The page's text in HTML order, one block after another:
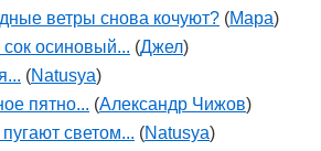
ветры снова кочуют? (Мара)
осиновый... (Джел)
(Natusya)
пятно... (Александр Чижов)
светом... (Natusya)